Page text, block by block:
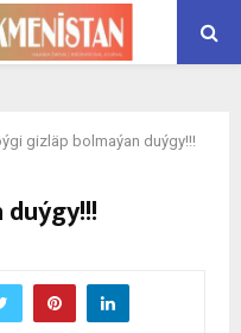
gizläp bolmaýan duýgy!!!